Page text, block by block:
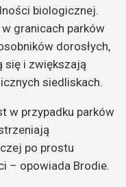
biologicznej.
granicach parków
dorosłych,
się i zwiększają
siedliskach.
w przypadku parków
po prostu
– opowiada Brodie.